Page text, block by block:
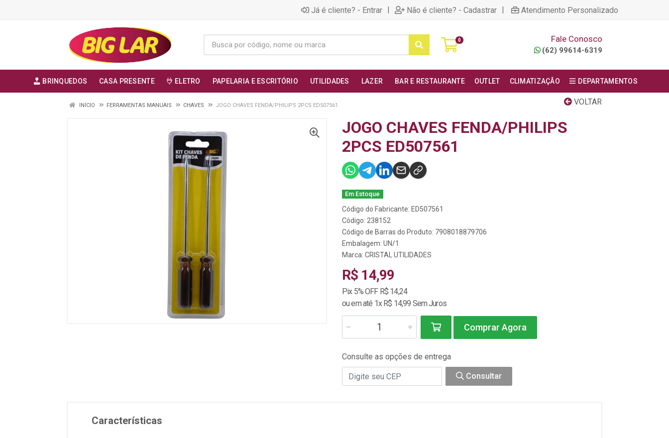
Já é cliente? - Entrar | Não é cliente? - Cadastrar | Atendimento Personalizado
0 Fale Conosco
(62) 99614-6319
BRINQUEDOS CASA PRESENTE ELETRO PAPELARIA E ESCRITÓRIO UTILIDADES LAZER BAR E RESTAURANTE OUTLET CLIMATIZAÇÃO DEPARTAMENTOS
VOLTAR
INÍCIO FERRAMENTAS MANUAIS CHAVES JOGO CHAVES FENDA/PHILIPS 2PCS ED507561
JOGO CHAVES FENDA/PHILIPS
2PCS ED507561
Em Estoque
Código do Fabricante: ED507561
Código: 238152
Código de Barras do Produto: 7908018879706
Embalagem: UN/1
Marca: CRISTAL UTILIDADES
R$ 14,99
Pix 5% OFF R$ 14,24
ou em até 1x R$ 14,99 Sem Juros
Comprar Agora
Consulte as opções de entrega
Consultar
Características